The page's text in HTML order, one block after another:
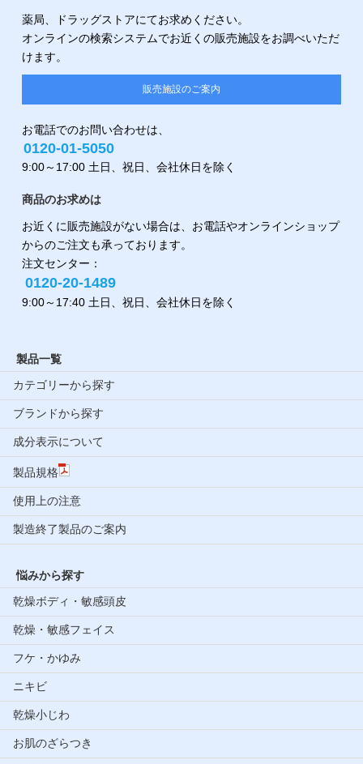
薬局、ドラッグストアにてお求めください。
オンラインの検索システムでお近くの販売施設をお調べいただ
けます。
販売施設のご案内
お電話でのお問い合わせは、
0120-01-5050
9:00～17:00 土日、祝日、会社休日を除く
商品のお求めは
お近くに販売施設がない場合は、お電話やオンラインショップ
からのご注文も承っております。
注文センター：
0120-20-1489
9:00～17:40 土日、祝日、会社休日を除く
製品一覧
カテゴリーから探す
ブランドから探す
成分表示について
製品規格
使用上の注意
製造終了製品のご案内
悩みから探す
乾燥ボディ・敏感頭皮
乾燥・敏感フェイス
フケ・かゆみ
ニキビ
乾燥小じわ
お肌のざらつき